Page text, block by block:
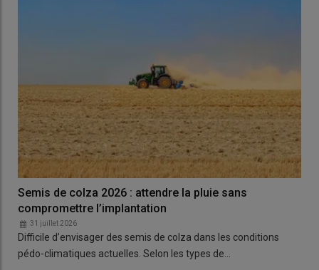
Semis de colza 2026 : attendre la pluie sans
compromettre l’implantation
31 juillet 2026
Difficile d’envisager des semis de colza dans les conditions
pédo-climatiques actuelles. Selon les types de…